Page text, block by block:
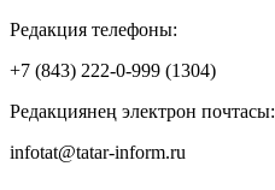
Редакция телефоны:
+7 (843) 222-0-999 (1304)
Редакциянең электрон почтасы:
infotat@tatar-inform.ru